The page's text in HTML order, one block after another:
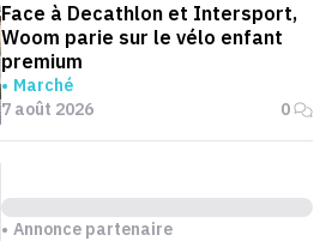
Face à Decathlon et Intersport,
Woom parie sur le vélo enfant
premium
Marché
7 août 2026
0
Annonce partenaire